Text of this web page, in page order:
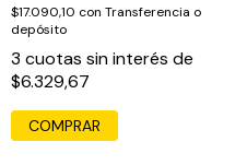
$17.090,10 con Transferencia o
depósito
3 cuotas sin interés de
$6.329,67